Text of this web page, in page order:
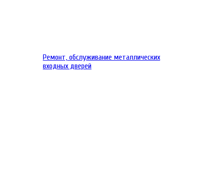
Ремонт, обслуживание металлических
входных дверей